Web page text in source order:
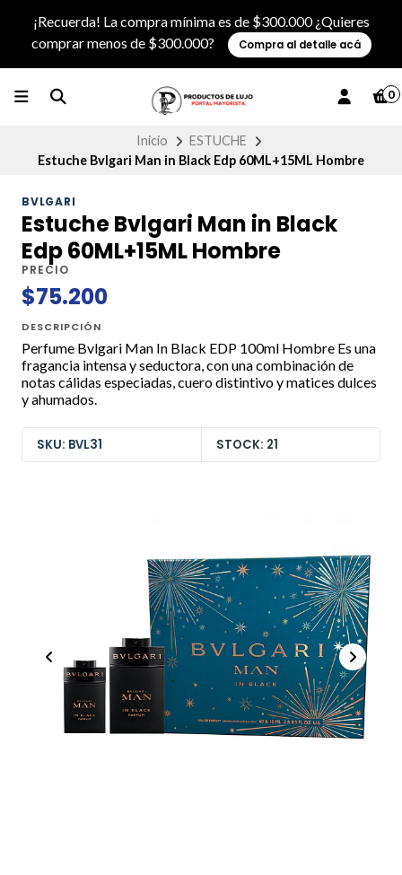
¡Recuerda! La compra mínima es de $300.000 ¿Quieres
comprar menos de $300.000?
Compra al detalle acá
0
Inicio
ESTUCHE
Estuche Bvlgari Man in Black Edp 60ML+15ML Hombre
BVLGARI
Estuche Bvlgari Man in Black
Edp 60ML+15ML Hombre
PRECIO
$75.200
DESCRIPCIÓN
Perfume Bvlgari Man In Black EDP 100ml Hombre Es una
fragancia intensa y seductora, con una combinación de
notas cálidas especiadas, cuero distintivo y matices dulces
y ahumados.
SKU: BVL31 STOCK: 21